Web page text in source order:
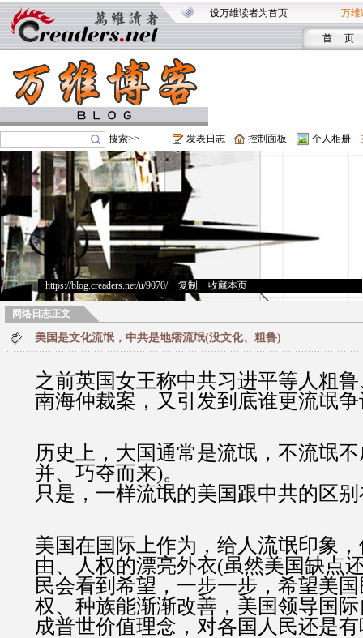
设万维读者为首页 万维
首 页
搜索>> 发表日志 控制面板 个人相册
https://blog.creaders.net/u/9070/> 复制 收藏本页
网络日志正文
美国是文化流氓，中共是地痞流氓(没文化、粗鲁)
之前英国女王称中共习进平等人粗
南海仲裁案，又引发到底谁更流氓
历史上，大国通常是流氓，不流氓
并、巧夺而来)。
只是，一样流氓的美国跟中共的区
美国在国际上作为，给人流氓印象
由、人权的漂亮外衣(虽然美国缺点
民会看到希望，一步一步，希望美
权、种族能渐渐改善，美国领导国
成普世价值理念，对各国人民还是